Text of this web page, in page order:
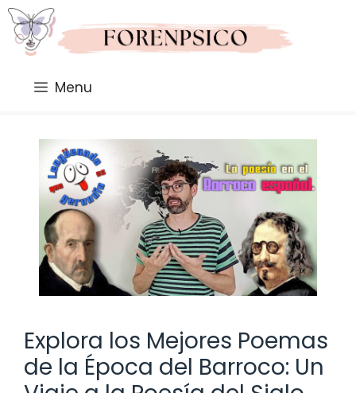
Saltar
al
contenido
Menu
Explora los Mejores Poemas
de la Época del Barroco: Un